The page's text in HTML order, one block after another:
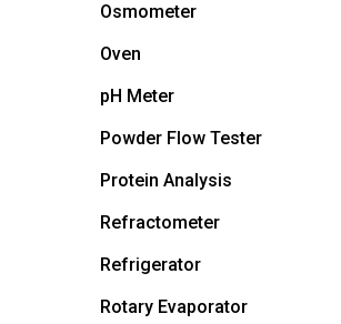
Osmometer
Oven
pH Meter
Powder Flow Tester
Protein Analysis
Refractometer
Refrigerator
Rotary Evaporator